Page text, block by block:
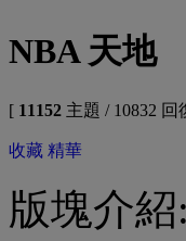
NBA 天地
[ 11152 主題 / 10832 回
收藏 精華
版塊介